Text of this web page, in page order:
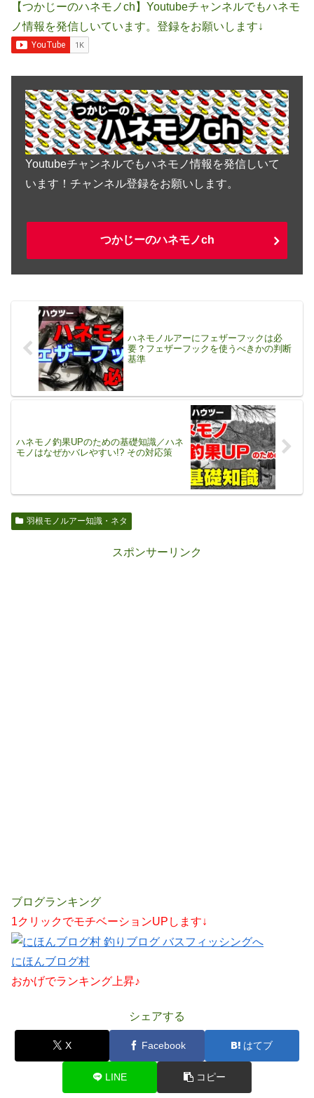
【つかじーのハネモノch】Youtubeチャンネルでもハネモ
ノ情報を発信しいています。登録をお願いします↓
Youtubeチャンネルでもハネモノ情報を発信しいて
います！チャンネル登録をお願いします。
つかじーのハネモノch
ハネモノルアーにフェザーフックは必
要？フェザーフックを使うべきかの判断
基準
ハネモノ釣果UPのための基礎知識／ハネ
モノはなぜかバレやすい!? その対応策
羽根モノルアー知識・ネタ
スポンサーリンク
ブログランキング
1クリックでモチベーションUPします↓
にほんブログ村
おかげでランキング上昇♪
シェアする
X Facebook はてブ
LINE コピー